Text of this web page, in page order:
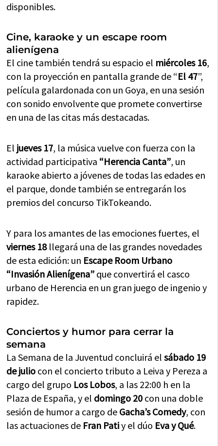
disponibles.
Cine, karaoke y un escape room
alienígena
El cine también tendrá su espacio el miércoles 16,
con la proyección en pantalla grande de “El 47”,
película galardonada con un Goya, en una sesión
con sonido envolvente que promete convertirse
en una de las citas más destacadas.
El jueves 17, la música vuelve con fuerza con la
actividad participativa “Herencia Canta”, un
karaoke abierto a jóvenes de todas las edades en
el parque, donde también se entregarán los
premios del concurso TikTokeando.
Y para los amantes de las emociones fuertes, el
viernes 18llegará una de las grandes novedades
de esta edición: un Escape Room Urbano
“Invasión Alienígena” que convertirá el casco
urbano de Herencia en un gran juego de ingenio y
rapidez.
Conciertos y humor para cerrar la
semana
La Semana de la Juventud concluirá elsábado 19
de julio con el concierto tributo a Leiva y Pereza a
cargo del grupo Los Lobos, a las 22:00 h en la
Plaza de España, y el domingo 20 con una doble
sesión de humor a cargo de Gacha’s Comedy, con
las actuaciones de Fran Patiy el dúo Eva y Qué.